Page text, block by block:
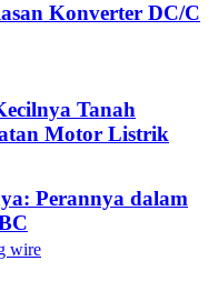
Konverter DC/C
Tanah
Motor Listrik
Perannya dalam